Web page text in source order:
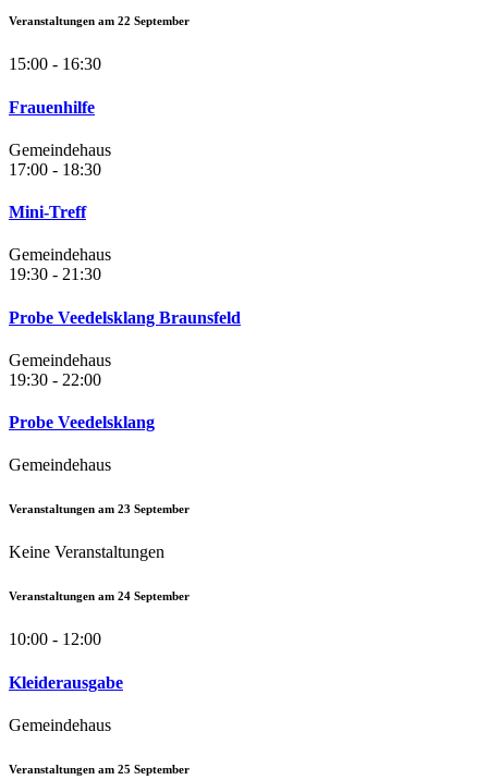
Veranstaltungen am 22 September
15:00 - 16:30
Frauenhilfe
Gemeindehaus
17:00 - 18:30
Mini-Treff
Gemeindehaus
19:30 - 21:30
Probe Veedelsklang Braunsfeld
Gemeindehaus
19:30 - 22:00
Probe Veedelsklang
Gemeindehaus
Veranstaltungen am 23 September
Keine Veranstaltungen
Veranstaltungen am 24 September
10:00 - 12:00
Kleiderausgabe
Gemeindehaus
Veranstaltungen am 25 September